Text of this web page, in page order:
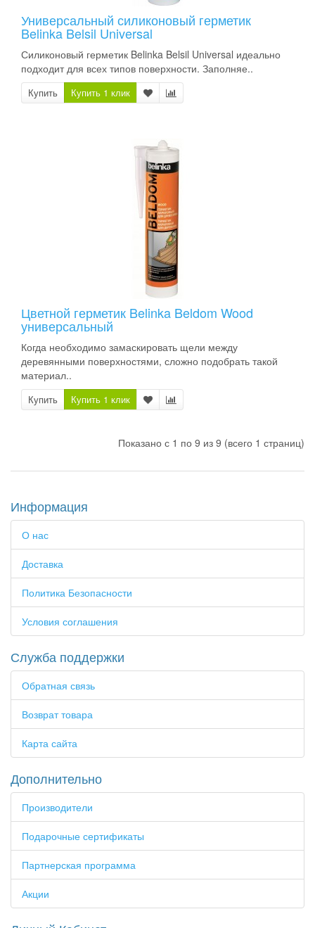
Универсальный силиконовый герметик
Belinka Belsil Universal
Силиконовый герметик Belinka Belsil Universal идеально
подходит для всех типов поверхности. Заполняе..
Купить Купить 1 клик
Цветной герметик Belinka Beldom Wood
универсальный
Когда необходимо замаскировать щели между
деревянными поверхностями, сложно подобрать такой
материал..
Купить Купить 1 клик
Показано с 1 по 9 из 9 (всего 1 страниц)
Информация
О нас
Доставка
Политика Безопасности
Условия соглашения
Служба поддержки
Обратная связь
Возврат товара
Карта сайта
Дополнительно
Производители
Подарочные сертификаты
Партнерская программа
Акции